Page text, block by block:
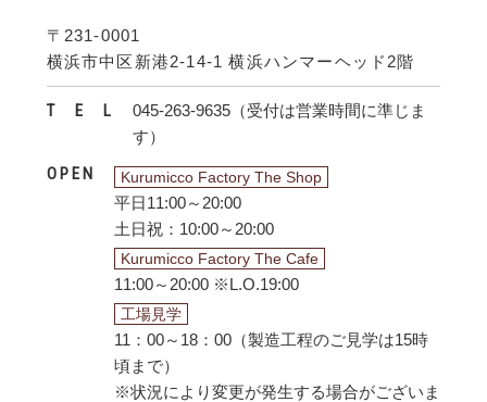
〒231‐0001
横浜市中区新港2-14-1 横浜ハンマーヘッド2階
T E L
045-263-9635（受付は営業時間に準じま
す）
O P E N Kurumicco Factory The Shop
平日11:00～20:00
土日祝：10:00～20:00
Kurumicco Factory The Cafe
11:00～20:00 ※L.O.19:00
工場見学
11：00～18：00（製造工程のご見学は15時
頃まで）
※状況により変更が発生する場合がございま